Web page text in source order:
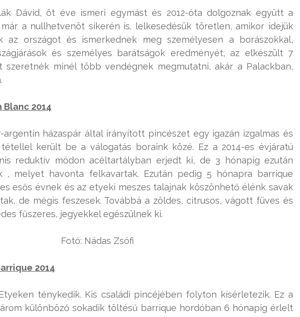
Dávid, öt éve ismeri egymást és 2012-óta dolgoznak együtt a
már a nullhetvenöt sikerén is. lelkesedésük töretlen, amikor idejük
az országot és ismerkednek meg személyesen a borászokkal,
és személyes barátságok eredményét, az elkészült 7
minél több vendégnek megmutatni, akár a Palackban,
Blanc 2014
argentín házaspár által irányított pincészet egy igazán izgalmas és
került be a válogatás boraink közé. Ez a 2014-es évjáratú
reduktív módon acéltartályban erjedt ki, de 3 hónapig ezután
, melyet havonta felkavartak. Ezután pedig 5 hónapra barrique
esős évnek és az etyeki meszes talajnak köszönhető élénk savak
de mégis feszesek. Továbbá a zöldes, citrusos, vágott füves és
fűszeres, jegyekkel egészülnek ki.
Fotó: Nádas Zsófi
2014
ténykedik. Kis családi pincéjében folyton kísérletezik. Ez a
különböző sokadik töltésű barrique hordóban 6 hónapig érlelt